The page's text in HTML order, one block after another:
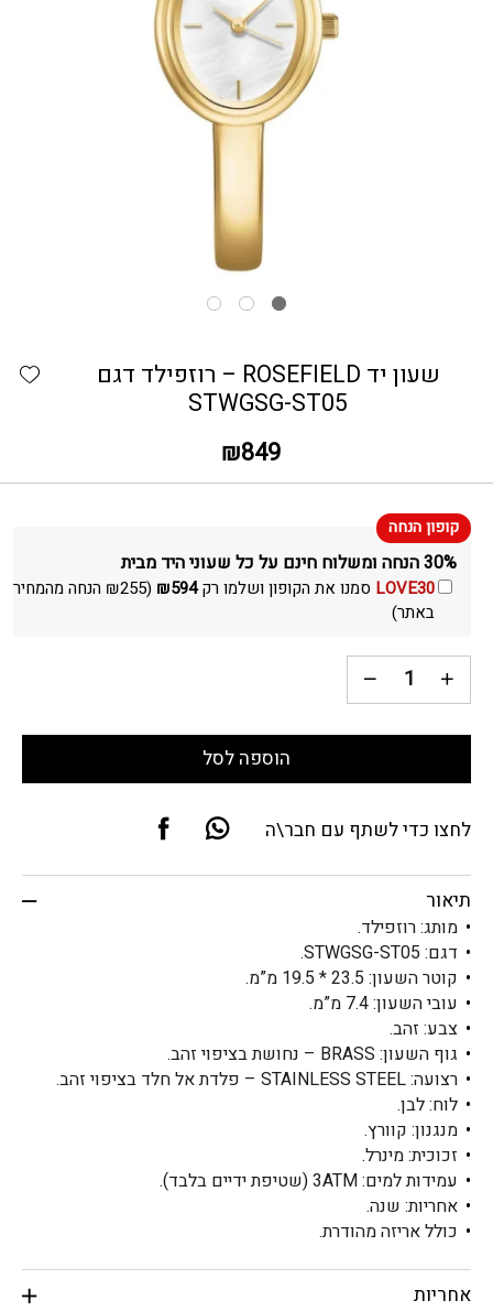
שעון יד ROSEFIELD – רוזפילד דגם
STWGSG-ST05
₪849
30% הנחה ומשלוח חינם על כל שעוני היד מבית
LOVE30 סמנו את הקופון ושלמו רק ₪594
(
₪255
הנחה מהמחיר
באתר)
הוספה לסל
לחצו כדי לשתף עם חבר\ה
תיאור
מותג: רוזפילד.
דגם: STWGSG-ST05.
קוטר השעון: 23.5 * 19.5 מ”מ.
עובי השעון: 7.4 מ”מ.
צבע: זהב.
גוף השעון: BRASS – נחושת בציפוי זהב.
רצועה: STAINLESS STEEL – פלדת אל חלד בציפוי זהב.
לוח: לבן.
מנגנון: קוורץ.
זכוכית: מינרל.
עמידות למים: 3ATM (שטיפת ידיים בלבד).
אחריות: שנה.
כולל אריזה מהודרת.
אחריות